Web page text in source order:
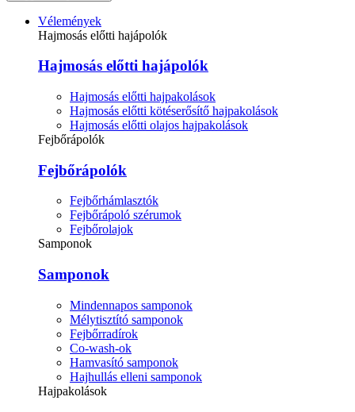
Vélemények
Hajmosás előtti hajápolók
Hajmosás előtti hajápolók
Hajmosás előtti hajpakolások
Hajmosás előtti kötéserősítő hajpakolások
Hajmosás előtti olajos hajpakolások
Fejbőrápolók
Fejbőrápolók
Fejbőrhámlasztók
Fejbőrápoló szérumok
Fejbőrolajok
Samponok
Samponok
Mindennapos samponok
Mélytisztító samponok
Fejbőrradírok
Co-wash-ok
Hamvasító samponok
Hajhullás elleni samponok
Hajpakolások